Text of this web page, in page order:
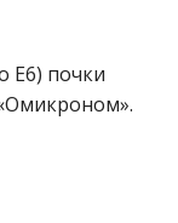
E6) почки